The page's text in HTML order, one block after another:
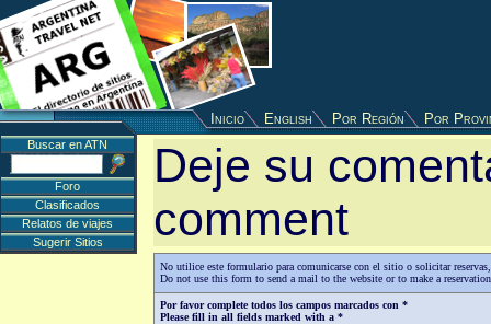
Inicio English Por Región Por
Deje su
comment
No utilice este formulario para comunicarse con el sitio o solicitar
Do not use this form to send a mail to the website or to make a
Por favor complete todos los campos marcados con *
Please fill in all fields marked with a *
Buscar en ATN
Foro
Clasificados
Relatos de viajes
Sugerir Sitios